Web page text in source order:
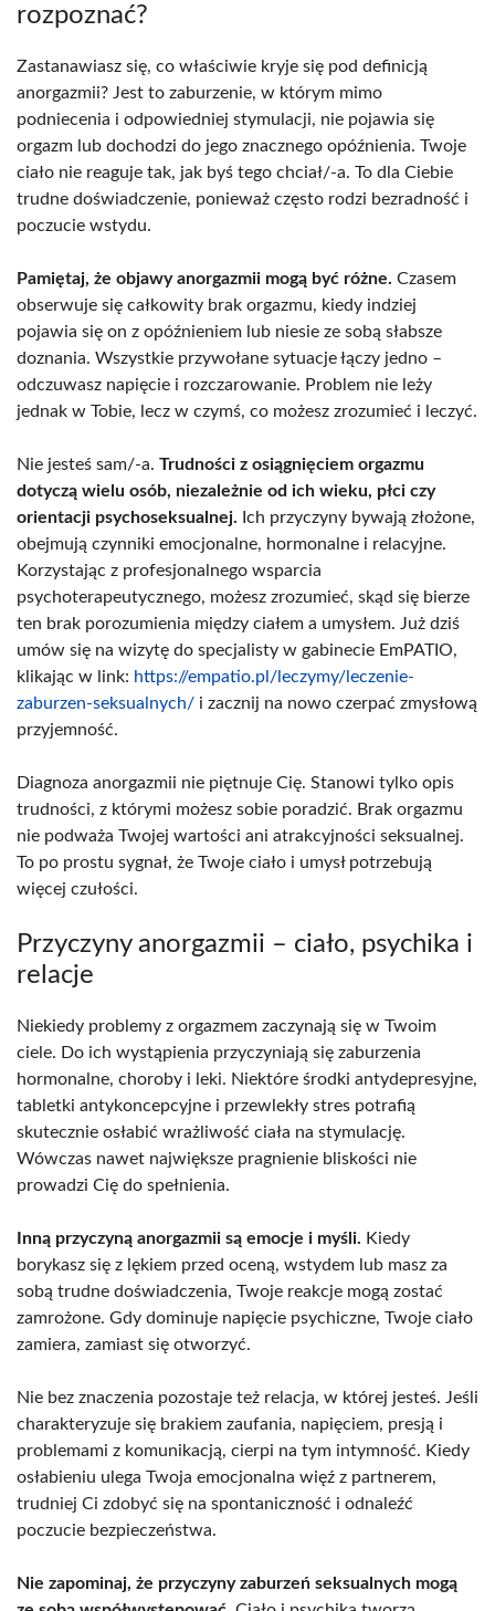
rozpoznać?
Zastanawiasz się, co właściwie kryje się pod definicją
anorgazmii? Jest to zaburzenie, w którym mimo
podniecenia i odpowiedniej stymulacji, nie pojawia się
orgazm lub dochodzi do jego znacznego opóźnienia. Twoje
ciało nie reaguje tak, jak byś tego chciał/-a. To dla Ciebie
trudne doświadczenie, ponieważ często rodzi bezradność i
poczucie wstydu.
Pamiętaj, że objawy anorgazmii mogą być różne. Czasem
obserwuje się całkowity brak orgazmu, kiedy indziej
pojawia się on z opóźnieniem lub niesie ze sobą słabsze
doznania. Wszystkie przywołane sytuacje łączy jedno –
odczuwasz napięcie i rozczarowanie. Problem nie leży
jednak w Tobie, lecz w czymś, co możesz zrozumieć i leczyć.
Nie jesteś sam/-a. Trudności z osiągnięciem orgazmu
dotyczą wielu osób, niezależnie od ich wieku, płci czy
orientacji psychoseksualnej. Ich przyczyny bywają złożone,
obejmują czynniki emocjonalne, hormonalne i relacyjne.
Korzystając z profesjonalnego wsparcia
psychoterapeutycznego, możesz zrozumieć, skąd się bierze
ten brak porozumienia między ciałem a umysłem. Już dziś
umów się na wizytę do specjalisty w gabinecie EmPATIO,
klikając w link: https://empatio.pl/leczymy/leczenie-
zaburzen-seksualnych/ i zacznij na nowo czerpać zmysłową
przyjemność.
Diagnoza anorgazmii nie piętnuje Cię. Stanowi tylko opis
trudności, z którymi możesz sobie poradzić. Brak orgazmu
nie podważa Twojej wartości ani atrakcyjności seksualnej.
To po prostu sygnał, że Twoje ciało i umysł potrzebują
więcej czułości.
Przyczyny anorgazmii – ciało, psychika i
relacje
Niekiedy problemy z orgazmem zaczynają się w Twoim
ciele. Do ich wystąpienia przyczyniają się zaburzenia
hormonalne, choroby i leki. Niektóre środki antydepresyjne,
tabletki antykoncepcyjne i przewlekły stres potrafią
skutecznie osłabić wrażliwość ciała na stymulację.
Wówczas nawet największe pragnienie bliskości nie
prowadzi Cię do spełnienia.
Inną przyczyną anorgazmii są emocje i myśli. Kiedy
borykasz się z lękiem przed oceną, wstydem lub masz za
sobą trudne doświadczenia, Twoje reakcje mogą zostać
zamrożone. Gdy dominuje napięcie psychiczne, Twoje ciało
zamiera, zamiast się otworzyć.
Nie bez znaczenia pozostaje też relacja, w której jesteś. Jeśli
charakteryzuje się brakiem zaufania, napięciem, presją i
problemami z komunikacją, cierpi na tym intymność. Kiedy
osłabieniu ulega Twoja emocjonalna więź z partnerem,
trudniej Ci zdobyć się na spontaniczność i odnaleźć
poczucie bezpieczeństwa.
Nie zapominaj, że przyczyny zaburzeń seksualnych mogą